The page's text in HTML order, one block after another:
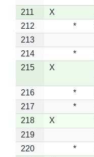
211
X
212
*
213
214
*
215
X
216
*
217
*
218
X
219
220
*